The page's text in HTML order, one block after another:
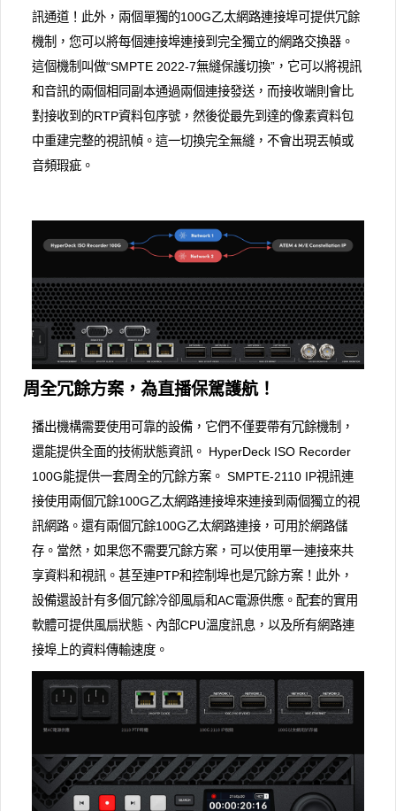
訊通道！此外，兩個單獨的100G乙太網路連接埠可提供冗餘
機制，您可以將每個連接埠連接到完全獨立的網路交換器。
這個機制叫做“SMPTE 2022-7無縫保護切換”，它可以將視訊
和音訊的兩個相同副本通過兩個連接發送，而接收端則會比
對接收到的RTP資料包序號，然後從最先到達的像素資料包
中重建完整的視訊幀。這一切換完全無縫，不會出現丟幀或
音頻瑕疵。
周全冗餘方案，為直播保駕護航！
播出機構需要使用可靠的設備，它們不僅要帶有冗餘機制，
還能提供全面的技術狀態資訊。 HyperDeck ISO Recorder
100G能提供一套周全的冗餘方案。 SMPTE-2110 IP視訊連
接使用兩個冗餘100G乙太網路連接埠來連接到兩個獨立的視
訊網路。還有兩個冗餘100G乙太網路連接，可用於網路儲
存。當然，如果您不需要冗餘方案，可以使用單一連接來共
享資料和視訊。甚至連PTP和控制埠也是冗餘方案！此外，
設備還設計有多個冗餘冷卻風扇和AC電源供應。配套的實用
軟體可提供風扇狀態、內部CPU溫度訊息，以及所有網路連
接埠上的資料傳輸速度。